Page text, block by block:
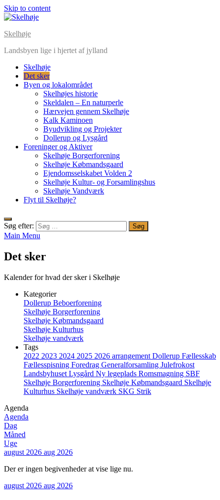
Skip to content
Skelhøje
Landsbyen lige i hjertet af jylland
Skelhøje
Det sker
Byen og lokalområdet
Skelhøjes historie
Skeldalen – En naturperle
Hærvejen gennem Skelhøje
Kalk Kaminoen
Byudvikling og Projekter
Dollerup og Lysgård
Foreninger og Aktiver
Skelhøje Borgerforening
Skelhøje Købmandsgaard
Ejendomsselskabet Volden 2
Skelhøje Kultur- og Forsamlingshus
Skelhøje Vandværk
Flyt til Skelhøje?
Søg efter:
Main Menu
Det sker
Kalender for hvad der sker i Skelhøje
Kategorier
Dollerup Beboerforening
Skelhøje Borgerforening
Skelhøje Købmandsgaard
Skelhøje Kulturhus
Skelhøje vandværk
Tags
2022 2023 2024 2025 2026 arrangement Dollerup Fællesskab
Fællesspisning Foredrag Generalforsamling Julefrokost
Landsbyhuset Lysgård Ny legeplads Romsmagning SBF
Skelhøje Borgerforening Skelhøje Købmandsgaard Skelhøje
Kulturhus Skelhøje vandværk SKG Strik
Agenda
Agenda
Dag
Måned
Uge
august 2026 aug 2026
Der er ingen begivenheder at vise lige nu.
august 2026 aug 2026